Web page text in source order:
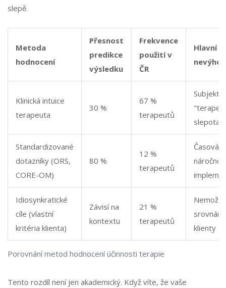
slepě.
Porovnání metod hodnocení účinnosti terapie
Metoda
hodnocení
Přesnost
predikce
výsledku
Frekvence
použití v
ČR
Hlavní
Klinická intuice
terapeuta
30 %
67 %
terapeutů
slepota"
Standardizované
dotazníky (ORS,
CORE-OM)
80 %
12 %
terapeutů
Časová
Idiosynkratické
cíle (vlastní
kritéria klienta)
Závisí na
kontextu
21 %
terapeutů
srovnání
klienty
Tento rozdíl není jen akademický. Když víte, že vaše